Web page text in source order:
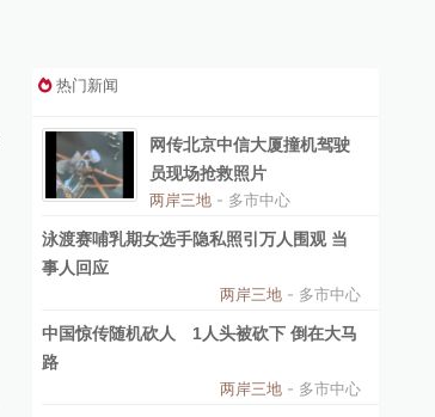
热门新闻
网传北京中信大厦撞机驾驶
员现场抢救照片
两岸三地 - 多市中心
泳渡赛哺乳期女选手隐私照引万人围观 当
事人回应
两岸三地 - 多市中心
中国惊传随机砍人 1人头被砍下 倒在大马
路
两岸三地 - 多市中心